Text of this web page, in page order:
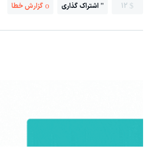
12 اشتراک گذاری گزارش خطا